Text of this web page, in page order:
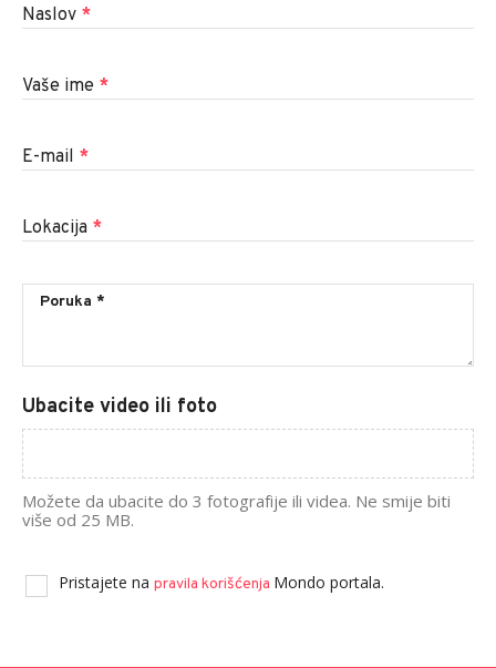
Naslov *
Vaše ime *
E-mail *
Lokacija *
Ubacite video ili foto
Možete da ubacite do 3 fotografije ili videa. Ne smije biti
više od 25 MB.
Pristajete na pravila korišćenja Mondo portala.